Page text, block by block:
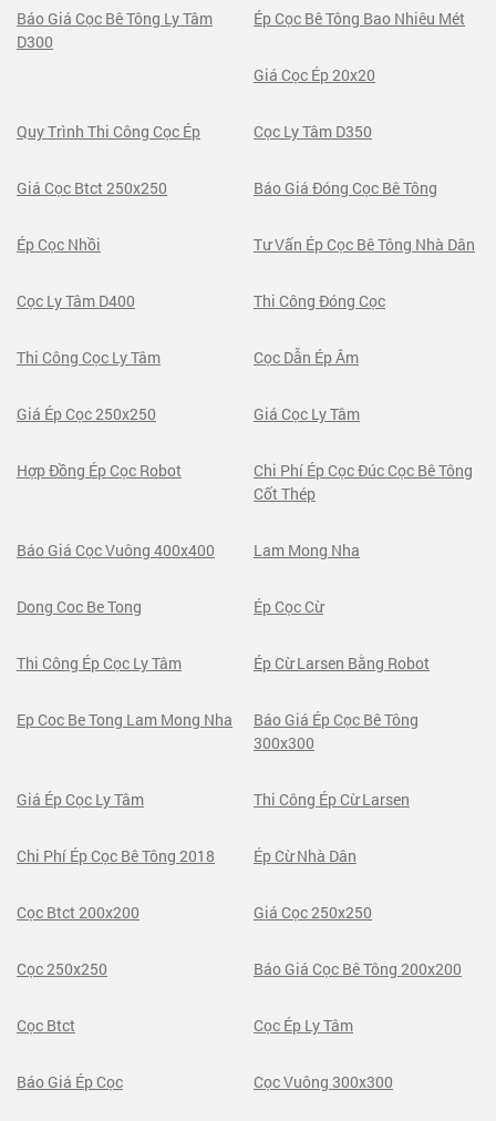
Báo Giá Cọc Bê Tông Ly Tâm
D300
Ép Cọc Bê Tông Bao Nhiêu Mét
Giá Cọc Ép 20x20
Quy Trình Thi Công Cọc Ép Cọc Ly Tâm D350
Giá Cọc Btct 250x250 Báo Giá Đóng Cọc Bê Tông
Ép Cọc Nhồi Tư Vấn Ép Cọc Bê Tông Nhà Dân
Cọc Ly Tâm D400 Thi Công Đóng Cọc
Thi Công Cọc Ly Tâm Cọc Dẫn Ép Âm
Giá Ép Cọc 250x250 Giá Cọc Ly Tâm
Hợp Đồng Ép Cọc Robot
Chi Phí Ép Cọc Đúc Cọc Bê Tông
Cốt Thép
Báo Giá Cọc Vuông 400x400 Lam Mong Nha
Dong Coc Be Tong Ép Cọc Cừ
Thi Công Ép Cọc Ly Tâm Ép Cừ Larsen Bằng Robot
Ep Coc Be Tong Lam Mong Nha
Báo Giá Ép Cọc Bê Tông
300x300
Giá Ép Cọc Ly Tâm Thi Công Ép Cừ Larsen
Chi Phí Ép Cọc Bê Tông 2018 Ép Cừ Nhà Dân
Cọc Btct 200x200 Giá Cọc 250x250
Cọc 250x250 Báo Giá Cọc Bê Tông 200x200
Cọc Btct Cọc Ép Ly Tâm
Báo Giá Ép Cọc Cọc Vuông 300x300